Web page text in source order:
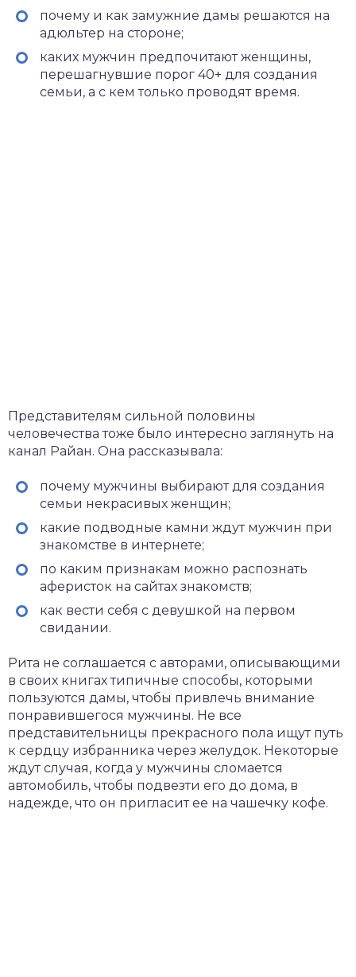
почему и как замужние дамы решаются на
адюльтер на стороне;
каких мужчин предпочитают женщины,
перешагнувшие порог 40+ для создания
семьи, а с кем только проводят время.
Представителям сильной половины
человечества тоже было интересно заглянуть на
канал Райан. Она рассказывала:
почему мужчины выбирают для создания
семьи некрасивых женщин;
какие подводные камни ждут мужчин при
знакомстве в интернете;
по каким признакам можно распознать
аферисток на сайтах знакомств;
как вести себя с девушкой на первом
свидании.
Рита не соглашается с авторами, описывающими
в своих книгах типичные способы, которыми
пользуются дамы, чтобы привлечь внимание
понравившегося мужчины. Не все
представительницы прекрасного пола ищут путь
к сердцу избранника через желудок. Некоторые
ждут случая, когда у мужчины сломается
автомобиль, чтобы подвезти его до дома, в
надежде, что он пригласит ее на чашечку кофе.